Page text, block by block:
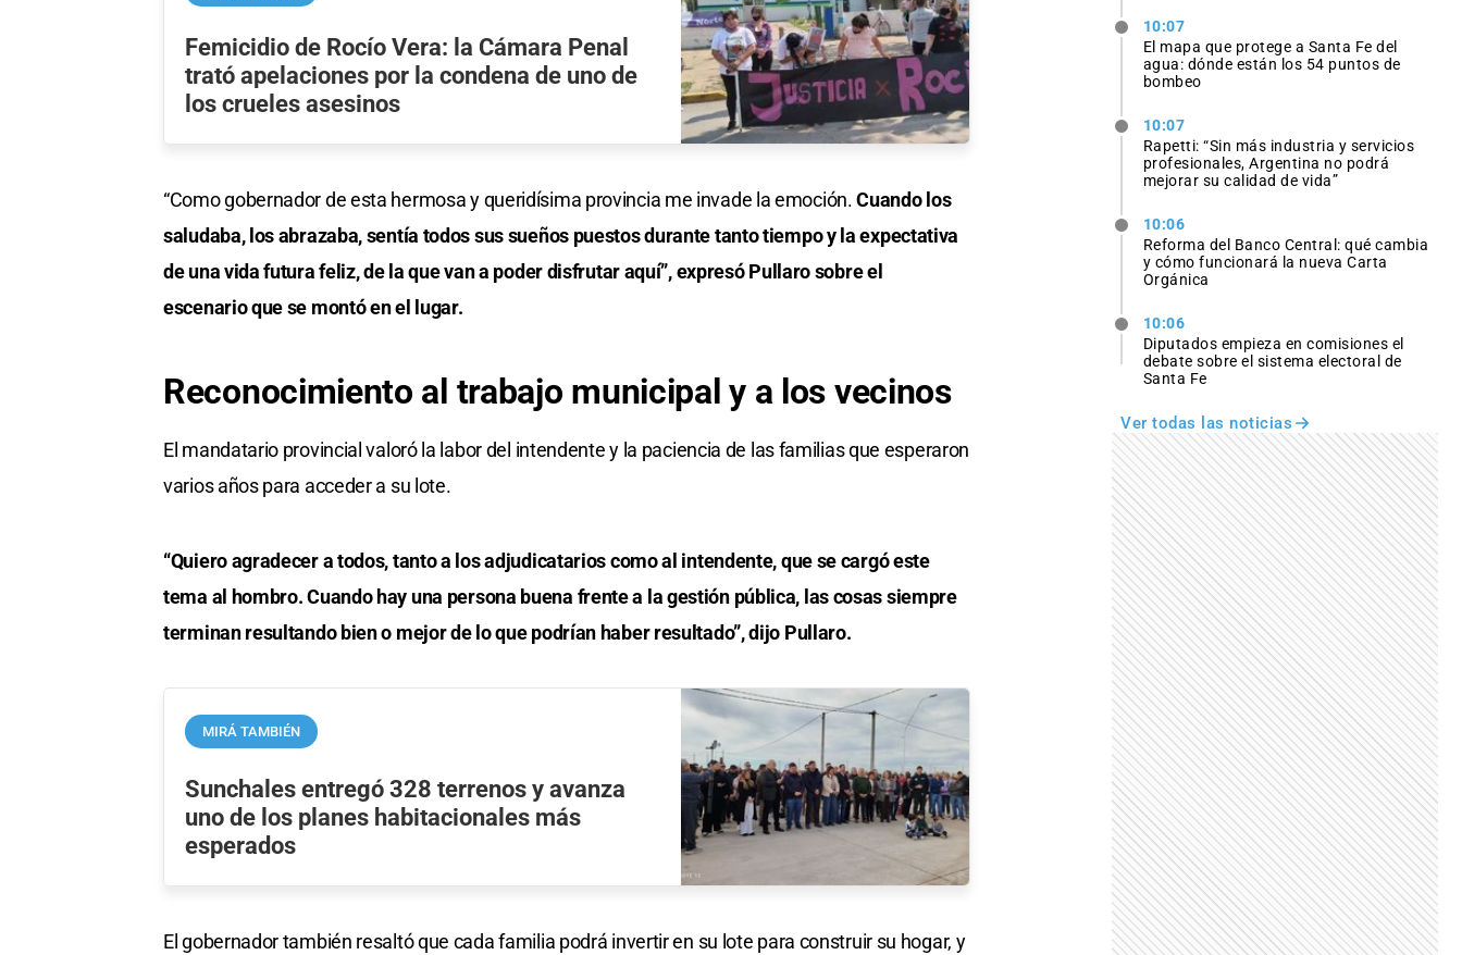
Femicidio de Rocío Vera: la Cámara Penal
trató apelaciones por la condena de uno de
los crueles asesinos
“Como gobernador de esta hermosa y queridísima provincia me invade la emoción.Cuando los
saludaba, los abrazaba, sentía todos sus sueños puestos durante tanto tiempo y la expectativa
de una vida futura feliz, de la que van a poder disfrutar aquí”, expresó Pullaro sobre el
escenario que se montó en el lugar.
Reconocimiento al trabajo municipal y a los vecinos
El mandatario provincial valoró la labor del intendente y la paciencia de las familias que esperaron
varios años para acceder a su lote.
“Quiero agradecer a todos, tanto a los adjudicatarios como al intendente, que se cargó este
tema al hombro. Cuando hay una persona buena frente a la gestión pública, las cosas siempre
terminan resultando bien o mejor de lo que podrían haber resultado”, dijo Pullaro.
MIRÁ TAMBIÉN
Sunchales entregó 328 terrenos y avanza
uno de los planes habitacionales más
esperados
El gobernador también resaltó que cada familia podrá invertir en su lote para construir su hogar, y
10:07
El mapa que protege a Santa Fe del
agua: dónde están los 54 puntos de
bombeo
10:07
Rapetti: “Sin más industria y servicios
profesionales, Argentina no podrá
mejorar su calidad de vida”
10:06
Reforma del Banco Central: qué cambia
y cómo funcionará la nueva Carta
Orgánica
10:06
Diputados empieza en comisiones el
debate sobre el sistema electoral de
Santa Fe
Ver todas las noticias